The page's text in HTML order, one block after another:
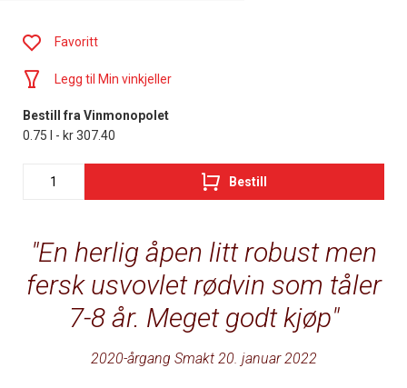
En herlig åpen litt robust men
fersk usvovlet rødvin som tåler
7-8 år. Meget godt kjøp
2020-årgang Smakt 20. januar 2022
Favoritt
Legg til Min vinkjeller
Bestill fra Vinmonopolet
0.75 l - kr 307.40
Bestill